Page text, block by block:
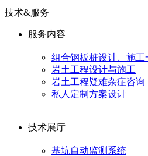
技术&服务
服务内容
组合钢板桩设计、施工
岩土工程设计与施工
岩土工程疑难杂症咨询
私人定制方案设计
技术展厅
基坑自动监测系统